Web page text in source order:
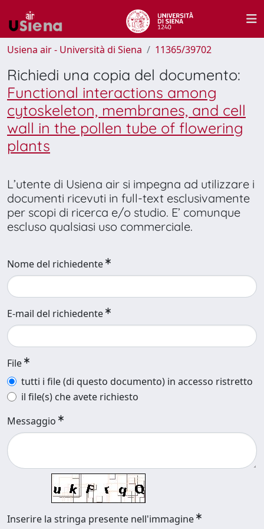
Usiena air - Università di Siena 11365/39702
Richiedi una copia del documento:
Functional interactions among
cytoskeleton, membranes, and cell
wall in the pollen tube of flowering
plants
L’utente di Usiena air si impegna ad utilizzare i
documenti ricevuti in full-text esclusivamente
per scopi di ricerca e/o studio. E’ comunque
escluso qualsiasi uso commerciale.
Nome del richiedente
E-mail del richiedente
File
tutti i file (di questo documento) in accesso ristretto
il file(s) che avete richiesto
Messaggio
Inserire la stringa presente nell'immagine